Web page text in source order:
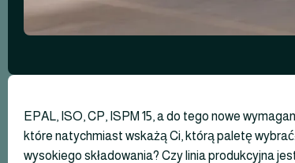
EPAL, ISO, CP, ISPM 15, a do tego nowe
które natychmiast wskażą Ci, którą paletę
wysokiego składowania? Czy linia produkcyjna